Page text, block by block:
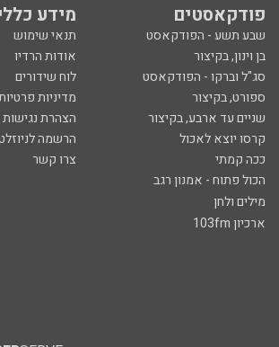
פודקאסטים מידע
שבע תשע - הפודקאסט
תנאי שימוש
בן וינון, בקיצור
אודות הרדיו
סג"ל וברקו - הפודקאסט
לוח שידורים
ספורט, בקיצור
מדיניות
שניים עד ארבע, בקיצור
הצהרת נגישות
קרסו יוצא לאכול
הרשמה
ככה קמתי
צרו קשר
הכול פתוח - אמנון רגב
מילים ולחן
ארכיון 103fm